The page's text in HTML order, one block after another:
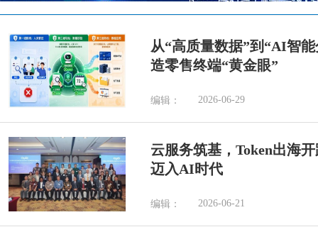
从“高质量数据”到“AI智
造零售终端“黄金眼”
编辑： 2026-06-29
云服务筑基，Token出海
迈入AI时代
编辑： 2026-06-21